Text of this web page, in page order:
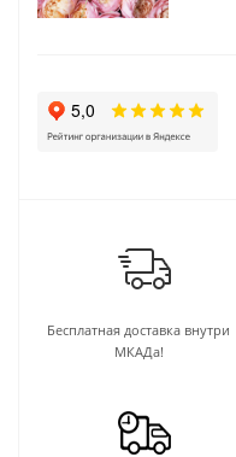
Бесплатная доставка внутри
МКАДа!